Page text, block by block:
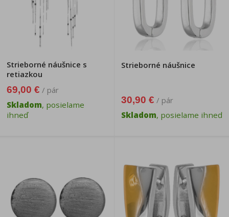
Strieborné náušnice s
retiazkou
69,00 € / pár
Skladom, posielame
ihneď
Strieborné náušnice
30,90 € / pár
Skladom, posielame ihneď